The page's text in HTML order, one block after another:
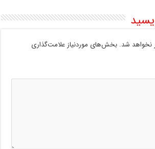
نخواهد شد. بخش‌های موردنیاز علامت‌گذاری